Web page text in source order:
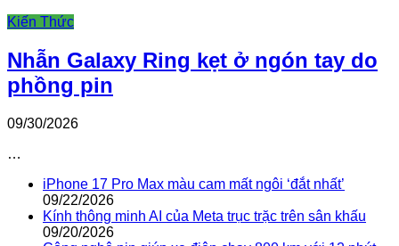
Kiến Thức
Nhẫn Galaxy Ring kẹt ở ngón tay do
phồng pin
09/30/2026
…
iPhone 17 Pro Max màu cam mất ngôi ‘đắt nhất’
09/22/2026
Kính thông minh AI của Meta trục trặc trên sân khấu
09/20/2026